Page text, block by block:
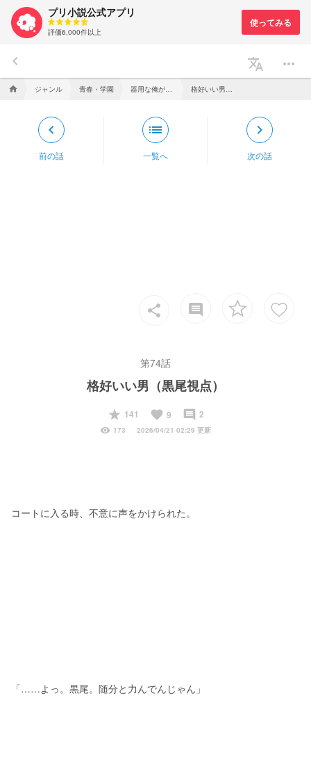
プリ小説公式アプリ
評価6,000件以上
keyboard_arrow_left translate more_horiz
home ジャンル 青春・学園
keyboard_arrow_left
前の話
list
一覧へ
keyboard_arrow_right
次の話
share insert_comment
第74話
格好いい男（黒尾視点）
start
141 favorite 9 insert_comment 2
visibility 173 2026/04/21 02:29 更新
コートに入る時、不意に声をかけられた。
「……よっ。黒尾。随分と力んでんじゃん」